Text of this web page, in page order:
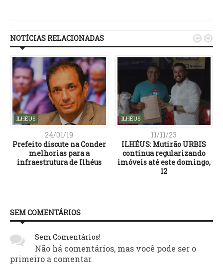
NOTÍCIAS RELACIONADAS
ILHÉUS
24/01/19
Prefeito discute na Conder
melhorias para a
infraestrutura de Ilhéus
ILHÉUS
11/11/23
ILHÉUS: Mutirão URBIS
continua regularizando
imóveis até este domingo,
12
 
SEM COMENTÁRIOS
Sem Comentários!
Não há comentários, mas você pode ser o
primeiro a comentar.